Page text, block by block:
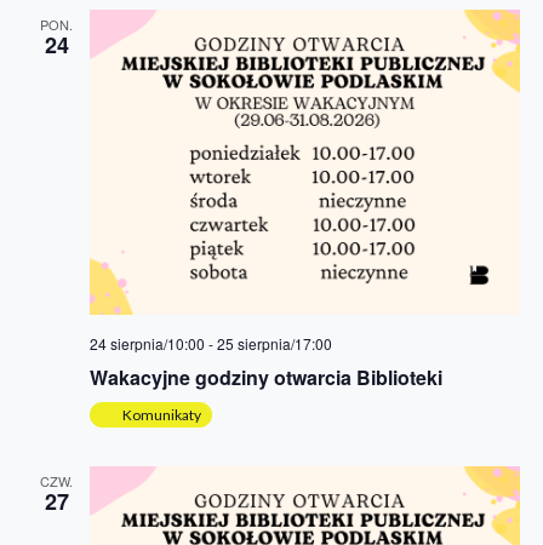
PON.
24
24 sierpnia/10:00 -25 sierpnia/17:00
Wakacyjne godziny otwarcia Biblioteki
Komunikaty
CZW.
27